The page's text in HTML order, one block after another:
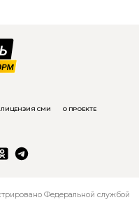
ЛИЦЕНЗИЯ СМИ О ПРОЕКТЕ
Федеральной службой